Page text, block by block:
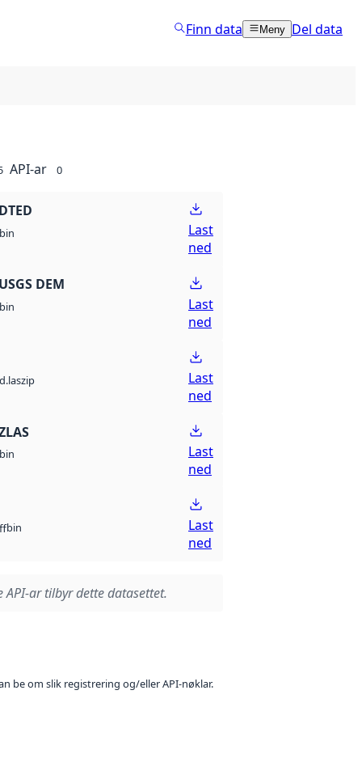
Finn data Meny Del data
API-ar 0
bin
Last
ned
DEM
bin
Last
ned
Last
ned
bin
Last
ned
bin
Last
ned
API-ar tilbyr dette datasettet.
be om slik registrering og/eller API-nøklar.